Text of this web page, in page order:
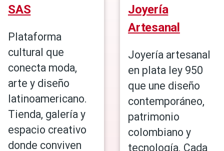
SAS
Plataforma
cultural que
conecta moda,
arte y diseño
latinoamericano.
Tienda, galería y
espacio creativo
donde conviven
Joyería
Artesanal
Joyería artesanal
en plata ley 950
que une diseño
contemporáneo,
patrimonio
colombiano y
tecnología. Cada